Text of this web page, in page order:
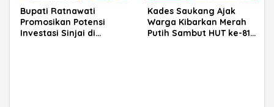
Bupati Ratnawati
Promosikan Potensi
Investasi Sinjai di
Kades Saukang Ajak
Warga Kibarkan Merah
Putih Sambut HUT ke-81